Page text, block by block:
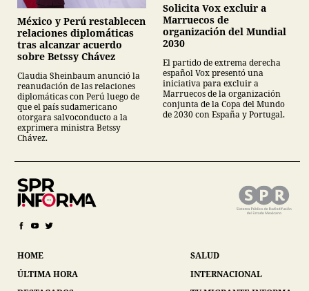
México y Perú restablecen
relaciones diplomáticas
tras alcanzar acuerdo
sobre Betssy Chávez
Claudia Sheinbaum anunció la
reanudación de las relaciones
diplomáticas con Perú luego de
que el país sudamericano
otorgara salvoconducto a la
exprimera ministra Betssy
Chávez.
Solicita Vox excluir a
Marruecos de
organización del Mundial
2030
El partido de extrema derecha
español Vox presentó una
iniciativa para excluir a
Marruecos de la organización
conjunta de la Copa del Mundo
de 2030 con España y Portugal.
HOME
ÚLTIMA HORA
SALUD
INTERNACIONAL